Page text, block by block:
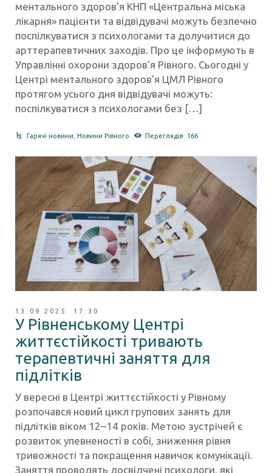
ментального здоров’я КНП «Центральна міська
лікарня» пацієнти та відвідувачі можуть безпечно
поспілкуватися з психологами та долучитися до
арттерапевтичних заходів. Про це інформують в
Управлінні охорони здоров’я Рівного. Сьогодні у
Центрі ментального здоров’я ЦМЛ Рівного
протягом усього дня відвідувачі можуть:
поспілкуватися з психологами без […]
Гарячі новини ,Новини Рівного Переглядів: 166
13.09.2025 17:30
У Рівненському Центрі
життєстійкості тривають
терапевтичні заняття для
підлітків
У вересні в Центрі життєстійкості у Рівному
розпочався новий цикл групових занять для
підлітків віком 12–14 років. Метою зустрічей є
розвиток упевненості в собі, зниження рівня
тривожності та покращення навичок комунікації.
Заняття проводять досвідчені психологи, які